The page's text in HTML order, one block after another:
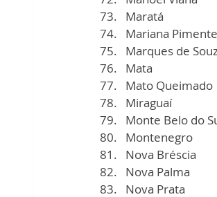
Maratá
Mariana
Marques de
Mata
Mato Queimado
Miraguaí
Monte Belo do
Montenegro
Nova Bréscia
Nova Palma
Nova Prata